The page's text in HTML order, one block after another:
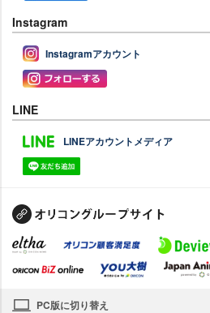
Instagram
Instagramアカウント
LINE
LINEアカウントメディア
PC版に切り替え